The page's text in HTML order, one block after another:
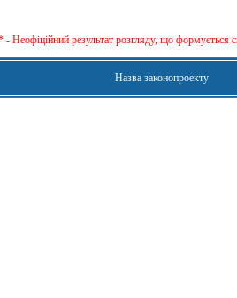
- Неофіційний результат розгляду, що формується
Назва законопроекту